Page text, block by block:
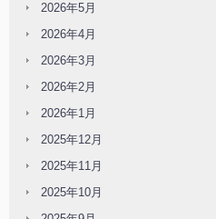
2026年5月
2026年4月
2026年3月
2026年2月
2026年1月
2025年12月
2025年11月
2025年10月